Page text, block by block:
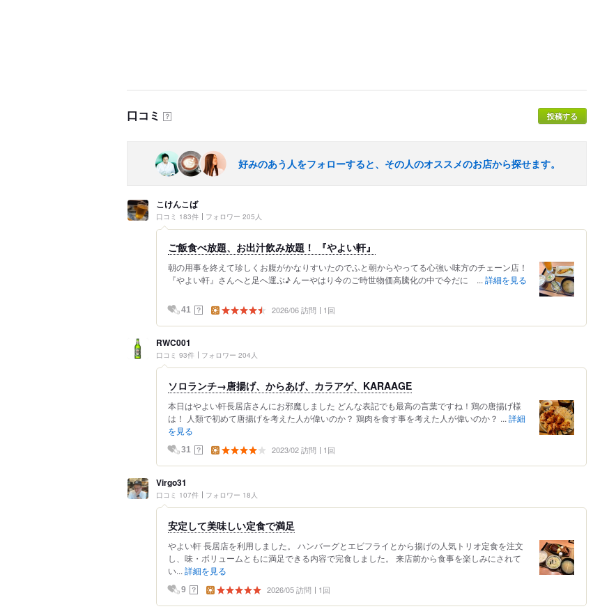
口コミ ？ 投稿する
好みのあう人をフォローすると、その人のオススメのお店から探せます。
こけんこば
口コミ 183件 フォロワー 205人
ご飯食べ放題、お出汁飲み放題！ 『やよい軒』
朝の用事を終えて珍しくお腹がかなりすいたのでふと朝からやってる心強い味方のチェーン店！
『やよい軒』さんへと足へ運ぶ♪ んーやはり今のご時世物価高騰化の中で今だに ... 詳細を見る
41 ？ 2026/06 訪問 1回
RWC001
口コミ 93件 フォロワー 204人
ソロランチ→唐揚げ、からあげ、カラアゲ、KARAAGE
本日はやよい軒長居店さんにお邪魔しました どんな表記でも最高の言葉ですね！鶏の唐揚げ様
は！ 人類で初めて唐揚げを考えた人が偉いのか？ 鶏肉を食す事を考えた人が偉いのか？ ... 詳細
を見る
31 ？ 2023/02 訪問 1回
Virgo31
口コミ 107件 フォロワー 18人
安定して美味しい定食で満足
やよい軒 長居店を利用しました。 ハンバーグとエビフライとから揚げの人気トリオ定食を注文
し、味・ボリュームともに満足できる内容で完食しました。 来店前から食事を楽しみにされて
い... 詳細を見る
9 ？ 2026/05 訪問 1回